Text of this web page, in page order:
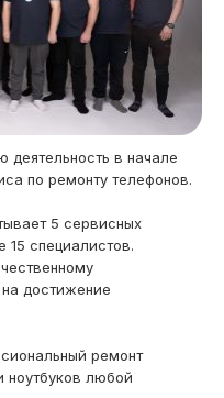
деятельность в начале
по ремонту телефонов.
5 сервисных
15 специалистов.
достижение
ремонт
ноутбуков любой